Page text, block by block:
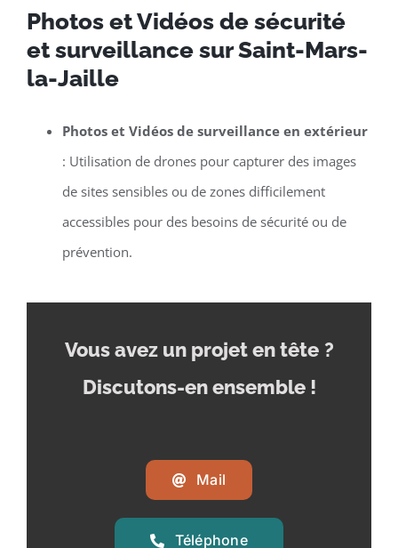
Photos et Vidéos de sécurité
et surveillance sur Saint-Mars-
la-Jaille
Photos et Vidéos de surveillance en extérieur
: Utilisation de drones pour capturer des images
de sites sensibles ou de zones difficilement
accessibles pour des besoins de sécurité ou de
prévention.
Vous avez un projet en tête ?
Discutons-en ensemble !
Mail
Téléphone